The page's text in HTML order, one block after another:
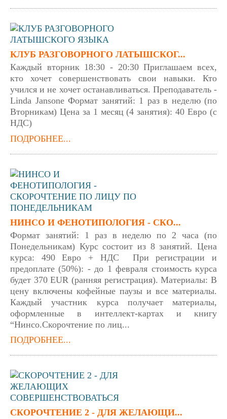
КЛУБ РАЗГОВОРНОГО ЛАТЫШСКОГ...
Каждый вторник 18:30 - 20:30 Приглашаем всех,
кто хочет совершенствовать свои навыки. Кто
учился и не хочет останавливаться. Преподаватель -
Linda Jansone Формат занятий: 1 раз в неделю (по
Вторникам) Цена за 1 месяц (4 занятия): 40 Евро (с
НДС)
ПОДРОБНЕЕ...
НИНСО И ФЕНОТИПОЛОГИЯ - СКО...
Формат занятий: 1 раз в неделю по 2 часа (по
Понедельникам) Курс состоит из 8 занятий. Цена
курса: 490 Евро + НДС При регистрации и
предоплате (50%): - до 1 февраля стоимость курса
будет 370 EUR (ранняя регистрация). Материалы: В
цену включены кофейные паузы и все материалы.
Каждый участник курса получает материалы,
оформленные в интеллект-картах и книгу
“Нинсо.Скорочтение по лиц...
ПОДРОБНЕЕ...
СКОРОЧТЕНИЕ 2 - ДЛЯ ЖЕЛАЮЩИ...